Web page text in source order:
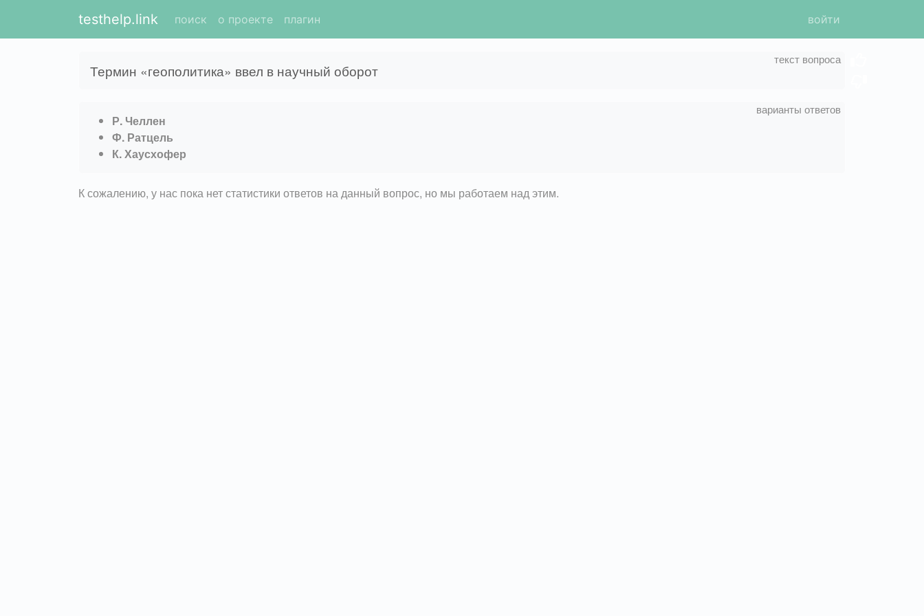
testhelp.link поиск о проекте плагин войти
Термин «геополитика» ввел в научный оборот
Р. Челлен
Ф. Ратцель
К. Хаусхофер
К сожалению, у нас пока нет статистики ответов на данный вопрос, но мы работаем над этим.